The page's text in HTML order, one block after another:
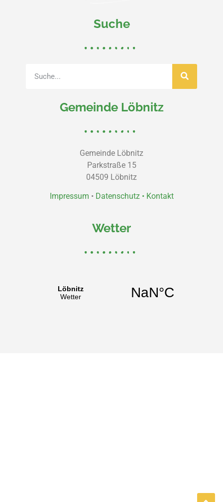
Suche
Gemeinde Löbnitz
Gemeinde Löbnitz
Parkstraße 15
04509 Löbnitz
Impressum • Datenschutz • Kontakt
Wetter